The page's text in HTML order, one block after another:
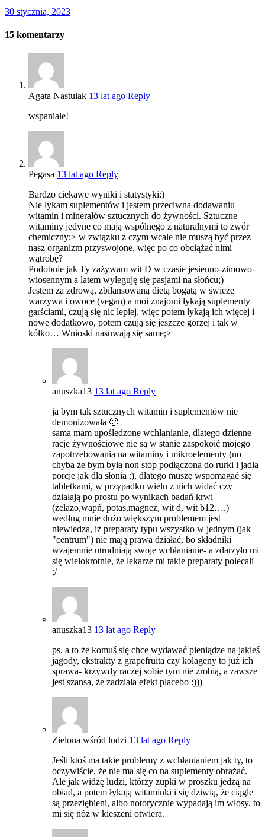
30 stycznia, 2023
15 komentarzy
Agata Nastulak 13 lat ago Reply
wspaniałe!
Pegasa 13 lat ago Reply
Bardzo ciekawe wyniki i statystyki:)
Nie łykam suplementów i jestem przeciwna dodawaniu
witamin i minerałów sztucznych do żywności. Sztuczne
witaminy jedyne co mają wspólnego z naturalnymi to zwór
chemiczny;> w związku z czym wcale nie muszą być przez
nasz organizm przyswojone, więc po co obciążać nimi
wątrobę?
Podobnie jak Ty zażywam wit D w czasie jesienno-zimowo-
wiosennym a latem wyleguję się pasjami na słońcu;)
Jestem za zdrową, zbilansowaną dietą bogatą w świeże
warzywa i owoce (vegan) a moi znajomi łykają suplementy
garściami, czują się nic lepiej, więc potem łykają ich więcej i
nowe dodatkowo, potem czują się jeszcze gorzej i tak w
kółko… Wnioski nasuwają się same;>
anuszka13 13 lat ago Reply
ja bym tak sztucznych witamin i suplementów nie
demonizowała 🙂
sama mam upośledzone wchłanianie, dlatego dzienne
racje żywnościowe nie są w stanie zaspokoić mojego
zapotrzebowania na witaminy i mikroelementy (no
chyba że bym była non stop podłączona do rurki i jadła
porcje jak dla słonia ;), dlatego muszę wspomagać się
tabletkami, w przypadku wielu z nich widać czy
działają po prostu po wynikach badań krwi
(żelazo,wapń, potas,magnez, wit d, wit b12….)
według mnie dużo większym problemem jest
niewiedza, iż preparaty typu wszystko w jednym (jak
"centrum") nie mają prawa działać, bo składniki
wzajemnie utrudniają swoje wchłanianie- a zdarzyło mi
się wielokrotnie, że lekarze mi takie preparaty polecali
;/
anuszka13 13 lat ago Reply
ps. a to że komuś się chce wydawać pieniądze na jakieś
jagody, ekstrakty z grapefruita czy kolageny to już ich
sprawa- krzywdy raczej sobie tym nie zrobią, a zawsze
jest szansa, że zadziała efekt placebo :)))
Zielona wśród ludzi 13 lat ago Reply
Jeśli ktoś ma takie problemy z wchłanianiem jak ty, to
oczywiście, że nie ma się co na suplementy obrażać.
Ale jak widzę ludzi, którzy zupki w proszku jedzą na
obiad, a potem łykają witaminki i się dziwią, że ciągle
są przeziębieni, albo notorycznie wypadają im włosy, to
mi się nóż w kieszeni otwiera.